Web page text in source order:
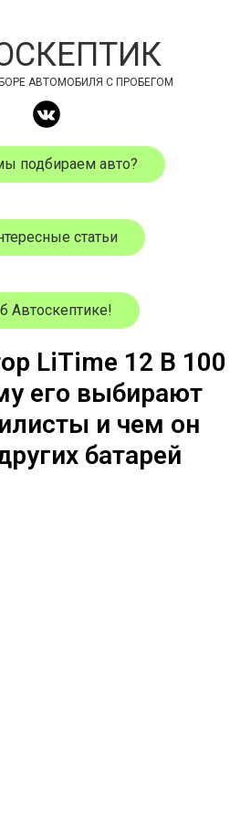
АВТОМОБИЛЯ С ПРОБЕГОМ
подбираем авто?
статьи
Автоскептике!
LiTime 12 В 100
его выбирают
и чем он
батарей